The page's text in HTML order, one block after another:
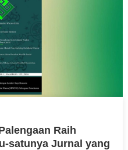
Raih
satunya Jurnal yang